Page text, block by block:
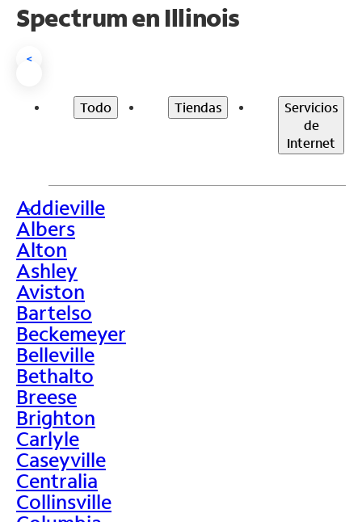
Spectrum en Illinois
<
Todo Tiendas
Servicios
de
Internet
>
Addieville
Albers
Alton
Ashley
Aviston
Bartelso
Beckemeyer
Belleville
Bethalto
Breese
Brighton
Carlyle
Caseyville
Centralia
Collinsville